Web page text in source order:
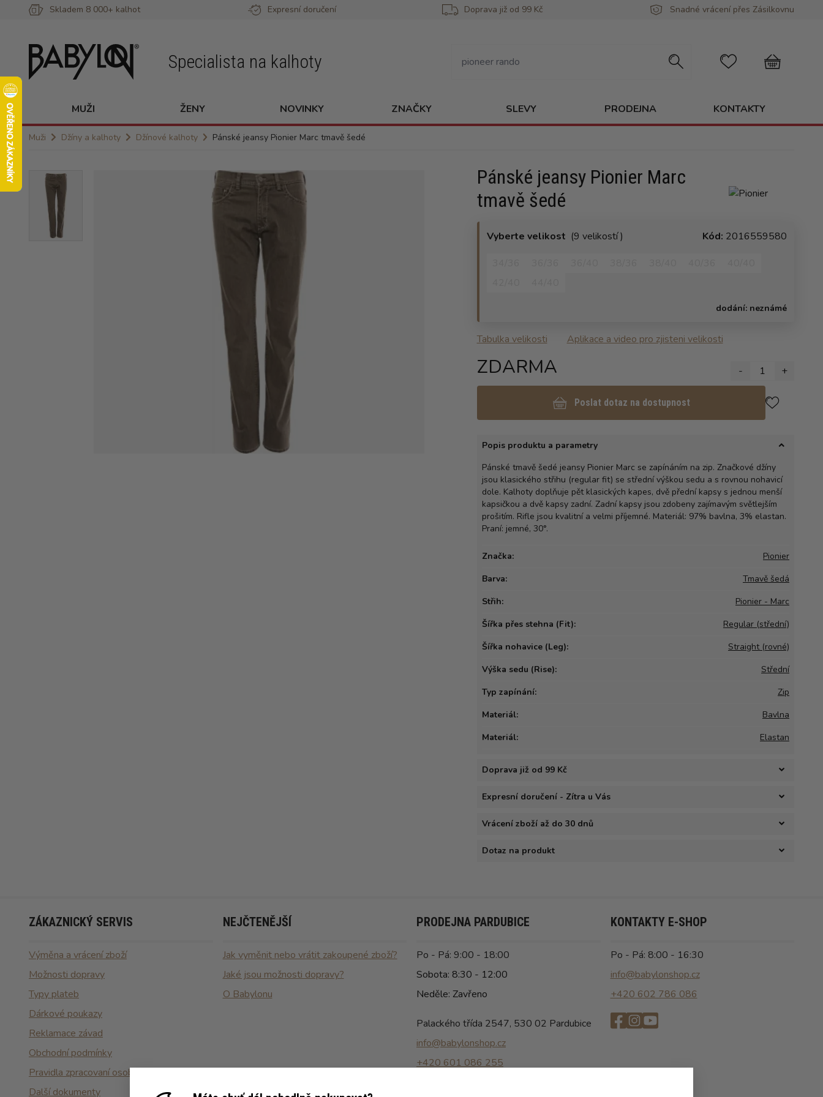
Skladem 8 000+ kalhot Expresní doručení Doprava již od 99 Kč Snadné vrácení přes Zásilkovnu
Specialista na kalhoty
MUŽI ŽENY NOVINKY ZNAČKY SLEVY PRODEJNA KONTAKTY
Muži Džíny a kalhoty Džínové kalhoty Pánské jeansy Pionier Marc tmavě šedé
Pánské jeansy Pionier Marc
tmavě šedé
Vyberte velikost (9 velikostí ) Kód: 2016559580
dodání: neznámé
Tabulka velikosti Aplikace a video pro zjisteni velikosti
ZDARMA - 1 +
Poslat dotaz na dostupnost
Popis produktu a parametry
Pánské tmavě šedé jeansy Pionier Marc se zapínáním na zip. Značkové džíny
jsou klasického střihu (regular fit) se střední výškou sedu a s rovnou nohavicí
dole. Kalhoty doplňuje pět klasických kapes, dvě přední kapsy s jednou menší
kapsičkou a dvě kapsy zadní. Zadní kapsy jsou zdobeny zajímavým světlejším
prošitím. Rifle jsou kvalitní a velmi příjemné. Materiál: 97% bavlna, 3% elastan.
Praní: jemné, 30°.
Značka:
Pionier
Barva:
Tmavě šedá
Střih:
Pionier - Marc
Šířka přes stehna (Fit):
Regular (střední)
Šířka nohavice (Leg):
Straight (rovné)
Výška sedu (Rise):
Střední
Typ zapínání:
Zip
Materiál:
Bavlna
Materiál:
Elastan
Doprava již od 99 Kč
Expresní doručení - Zítra u Vás
Vrácení zboží až do 30 dnů
Dotaz na produkt
ZÁKAZNICKÝ SERVIS
Výměna a vrácení zboží
Možnosti dopravy
Typy plateb
Dárkové poukazy
Reklamace závad
Obchodní podmínky
Pravidla zpracovaní osobních údajů
Další dokumenty
NEJČTENĚJŠÍ
Jak vyměnit nebo vrátit zakoupené zboží?
Jaké jsou možnosti dopravy?
O Babylonu
PRODEJNA PARDUBICE
Po - Pá: 9:00 - 18:00
Sobota: 8:30 - 12:00
Neděle: Zavřeno
Palackého třída 2547, 530 02 Pardubice
info@babylonshop.cz
+420 601 086 255
KONTAKTY E-SHOP
Po - Pá: 8:00 - 16:30
info@babylonshop.cz
+420 602 786 086